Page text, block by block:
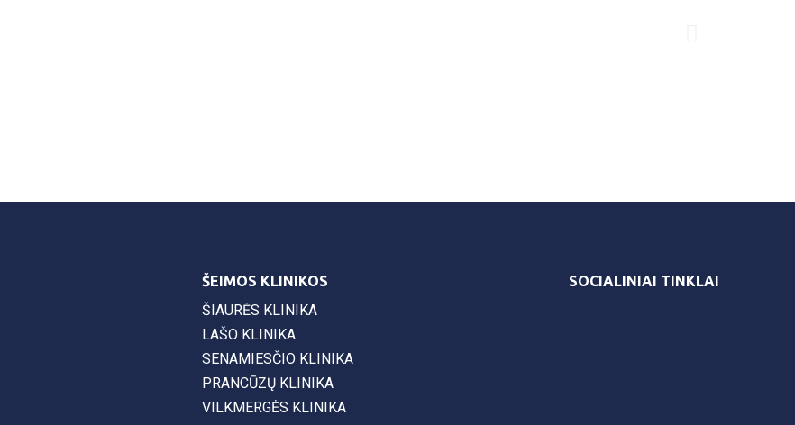
ŠEIMOS KLINIKOS
ŠIAURĖS KLINIKA
LAŠO KLINIKA
SENAMIESČIO KLINIKA
PRANCŪZŲ KLINIKA
VILKMERGĖS KLINIKA
SOCIALINIAI TINKLAI